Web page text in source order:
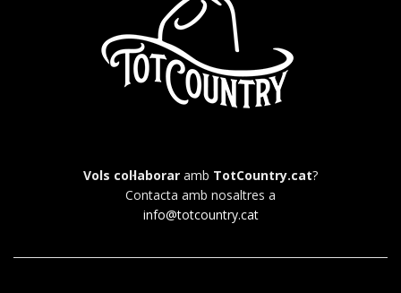
Vols col·laborar amb TotCountry.cat?
Contacta amb nosaltres a
info@totcountry.cat